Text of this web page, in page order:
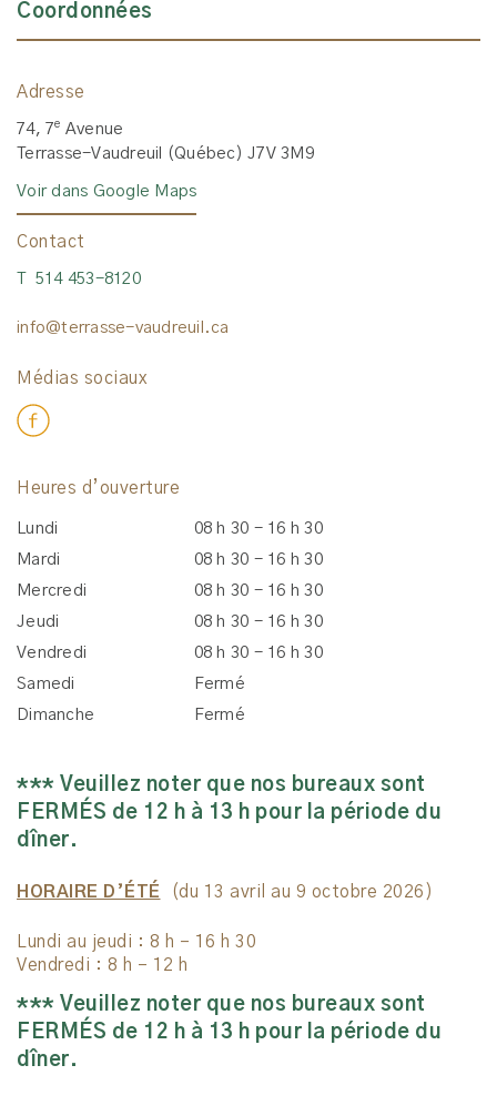
Coordonnées
Adresse
74, 7e Avenue
Terrasse-Vaudreuil (Québec) J7V 3M9
Voir dans Google Maps
Contact
T 514 453-8120
info@terrasse-vaudreuil.ca
Médias sociaux
Heures d’ouverture
Lundi
08 h 30 - 16 h 30
Mardi
08 h 30 - 16 h 30
Mercredi
08 h 30 - 16 h 30
Jeudi
08 h 30 - 16 h 30
Vendredi
08 h 30 - 16 h 30
Samedi
Fermé
Dimanche
Fermé
*** Veuillez noter que nos bureaux sont
FERMÉS de 12 h à 13 h pour la période du
dîner.
HORAIRE D’ÉTÉ (du 13 avril au 9 octobre 2026)
Lundi au jeudi : 8 h – 16 h 30
Vendredi : 8 h – 12 h
*** Veuillez noter que nos bureaux sont
FERMÉS de 12 h à 13 h pour la période du
dîner.